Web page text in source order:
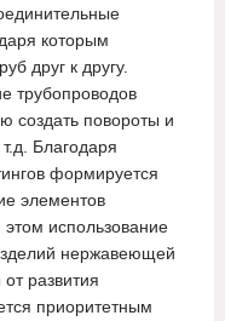
которым
друг к другу.
трубопроводов
создать повороты и
Благодаря
формируется
элементов
использование
нержавеющей
развития
приоритетным